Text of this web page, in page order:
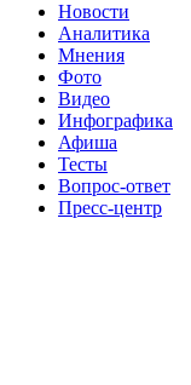
Новости
Аналитика
Мнения
Фото
Видео
Инфографика
Афиша
Тесты
Вопрос-ответ
Пресс-центр